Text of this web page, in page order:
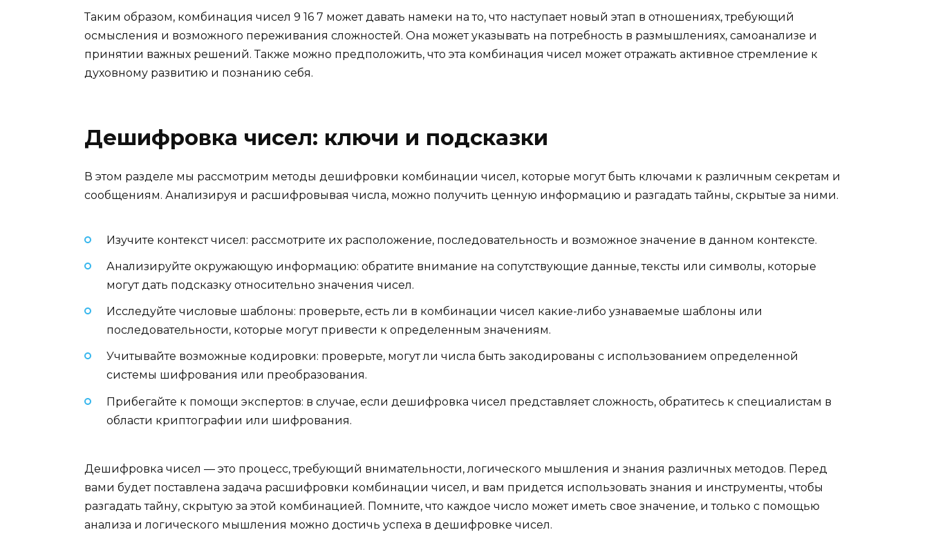
Таким образом, комбинация чисел 9 16 7 может давать намеки на то, что наступает новый этап в отношениях, требующий
осмысления и возможного переживания сложностей. Она может указывать на потребность в размышлениях, самоанализе и
принятии важных решений. Также можно предположить, что эта комбинация чисел может отражать активное стремление к
духовному развитию и познанию себя.
Дешифровка чисел: ключи и подсказки
В этом разделе мы рассмотрим методы дешифровки комбинации чисел, которые могут быть ключами к различным секретам и
сообщениям. Анализируя и расшифровывая числа, можно получить ценную информацию и разгадать тайны, скрытые за ними.
Изучите контекст чисел: рассмотрите их расположение, последовательность и возможное значение в данном контексте.
Анализируйте окружающую информацию: обратите внимание на сопутствующие данные, тексты или символы, которые
могут дать подсказку относительно значения чисел.
Исследуйте числовые шаблоны: проверьте, есть ли в комбинации чисел какие-либо узнаваемые шаблоны или
последовательности, которые могут привести к определенным значениям.
Учитывайте возможные кодировки: проверьте, могут ли числа быть закодированы с использованием определенной
системы шифрования или преобразования.
Прибегайте к помощи экспертов: в случае, если дешифровка чисел представляет сложность, обратитесь к специалистам в
области криптографии или шифрования.
Дешифровка чисел — это процесс, требующий внимательности, логического мышления и знания различных методов. Перед
вами будет поставлена задача расшифровки комбинации чисел, и вам придется использовать знания и инструменты, чтобы
разгадать тайну, скрытую за этой комбинацией. Помните, что каждое число может иметь свое значение, и только с помощью
анализа и логического мышления можно достичь успеха в дешифровке чисел.